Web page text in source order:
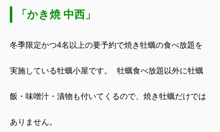
「かき焼 中西」
冬季限定かつ4名以上の要予約で焼き牡蠣の食べ放題を
実施している牡蠣小屋です。 牡蠣食べ放題以外に牡蠣
飯・味噌汁・漬物も付いてくるので、焼き牡蠣だけでは
ありません。